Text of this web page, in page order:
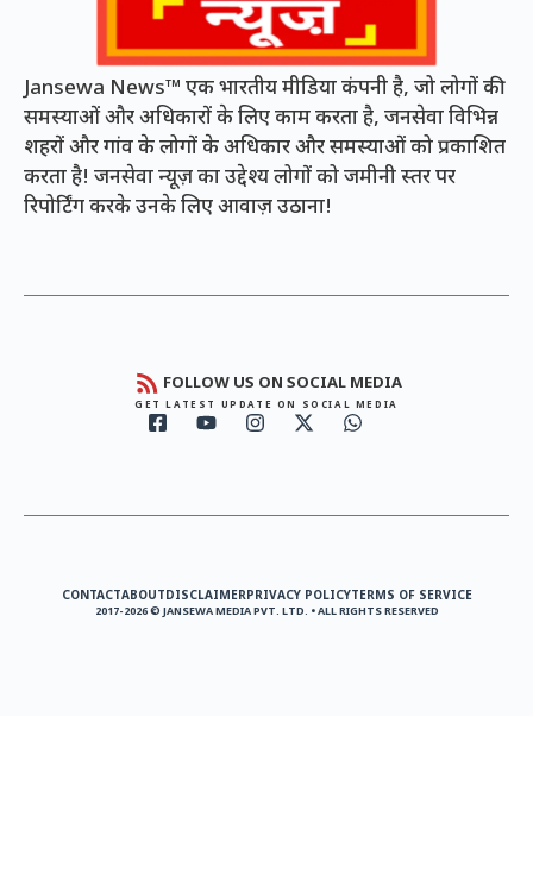
Jansewa News™ एक भारतीय मीडिया कंपनी है, जो लोगों की
समस्याओं और अधिकारों के लिए काम करता है, जनसेवा विभिन्न
शहरों और गांव के लोगों के अधिकार और समस्याओं को प्रकाशित
करता है! जनसेवा न्यूज़ का उद्देश्य लोगों को जमीनी स्तर पर
रिपोर्टिंग करके उनके लिए आवाज़ उठाना!
FOLLOW US ON SOCIAL MEDIA
GET LATEST UPDATE ON SOCIAL MEDIA
CONTACTABOUTDISCLAIMERPRIVACY POLICYTERMS OF SERVICE
2017-2026 © JANSEWA MEDIA PVT. LTD. • ALL RIGHTS RESERVED